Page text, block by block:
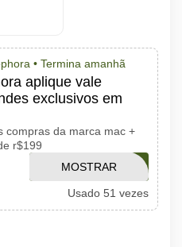
• Termina amanhã
aplique vale
exclusivos em
compras da marca mac +
r$199
RUBYSCREW
MOSTRAR
CÓDIGO
Usado 51 vezes